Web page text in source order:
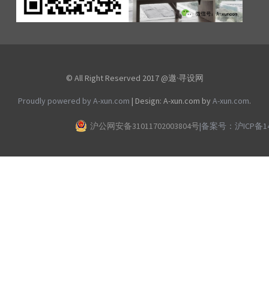
© All Right Reserved 2017 @遨·寻设网
Proudly powered by A-xun.com | Design: A-xun.com by A-xun.com.
沪公网安备31011702003804号|备案号：沪ICP备